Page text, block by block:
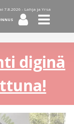
7.8.2026 - Lahja ja Yrsa
diginä